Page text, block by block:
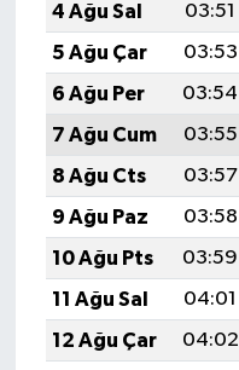
4 Ağu Sal
03:51
5 Ağu Çar
03:53
6 Ağu Per
03:54
7 Ağu Cum
03:55
8 Ağu Cts
03:57
9 Ağu Paz
03:58
10 Ağu Pts
03:59
11 Ağu Sal
04:01
12 Ağu Çar
04:02